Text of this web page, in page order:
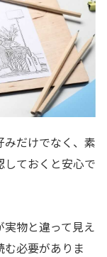
だけでなく、素
ておくと安心で
物と違って見え
必要がありま